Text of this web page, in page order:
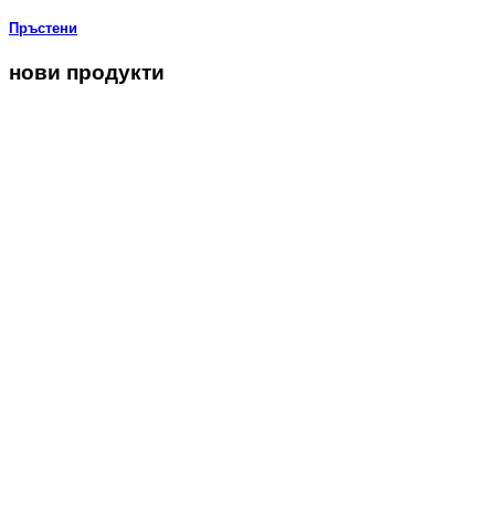
Пръстени
нови продукти